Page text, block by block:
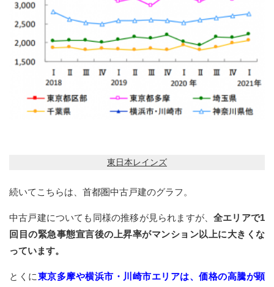
東日本レインズ
続いてこちらは、首都圏中古戸建のグラフ。
中古戸建についても同様の推移が見られますが、全エリアで1
回目の緊急事態宣言後の上昇率がマンション以上に大きくな
っています。
とくに東京多摩や横浜市・川崎市エリアは、価格の高騰が顕